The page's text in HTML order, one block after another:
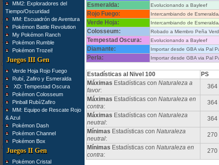
MM2: Exploradores del
Tiempo/Oscuridad
MM: Escuadrón de Aventura
Pokémon Battle Revolution
My Pokémon Ranch
Pokémon Rumble
Pokémon Trozei!
Juegos III Gen
Verde Hoja Rojo Fuego
Rubí, Zafiro y Esmeralda
XD: Tempestad Oscura
Pokémon Colosseum
Pinball Rubí/Zafiro
MM: Equipo de Rescate Rojo
& Azul
Pokémon Dash
Pokémon Channel
Pokémon Box
Juegos II Gen
Pokémon Cristal
Esmeralda: Evolucionando a Bayleef
Rojo Fuego: Intercambiando de
Verde Hoja: Intercambiando de
Colosseum: Robado a Miembro Peña
Tempestad Oscura: Evolucionando a Bayleef
Diamante: Importar desde GBA via Pal
Perla: Importar desde GBA via Pal
Estadísticas al Nivel 100
PS
Máximas Estadísticas con Naturaleza a
favor:
364
Máximas Estadísticas con Naturaleza en
contra:
364
Máximas Estadísticas con Naturaleza
neutral:
364
Mínimas Estadísticas con Naturaleza
neutral:
270
Mínimas Estadísticas con Naturaleza en
contra:
270